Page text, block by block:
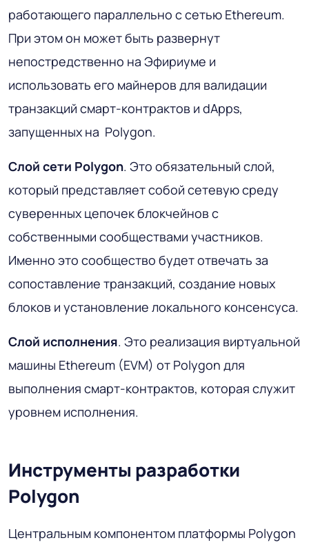
работающего параллельно с сетью Ethereum.
При этом он может быть развернут
непостредственно на Эфириуме и
использовать его майнеров для валидации
транзакций смарт-контрактов и dApps,
запущенных на Polygon.
Слой сети Polygon. Это обязательный слой,
который представляет собой сетевую среду
суверенных цепочек блокчейнов с
собственными сообществами участников.
Именно это сообщество будет отвечать за
сопоставление транзакций, создание новых
блоков и установление локального консенсуса.
Слой исполнения. Это реализация виртуальной
машины Ethereum (EVM) от Polygon для
выполнения смарт-контрактов, которая служит
уровнем исполнения.
Инструменты разработки
Polygon
Центральным компонентом платформы Polygon